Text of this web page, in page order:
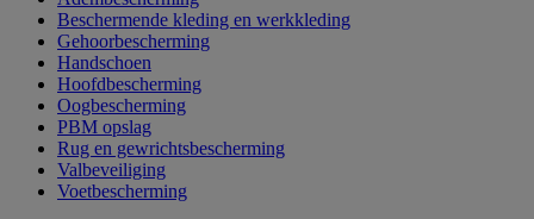
Beschermende kleding en werkkleding
Gehoorbescherming
Handschoen
Hoofdbescherming
Oogbescherming
PBM opslag
Rug en gewrichtsbescherming
Valbeveiliging
Voetbescherming